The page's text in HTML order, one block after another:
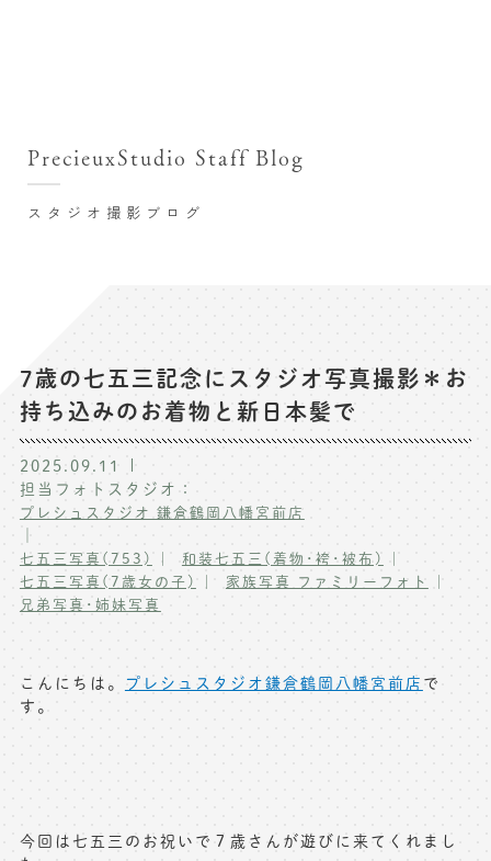
七五三お参り用着物レンタル
お宮参り写真撮影
ハーフバースデー撮影
卒業袴･卒業写真撮影
入園入学･卒園卒業記念撮影
ハーフ成人式･10歳の祝い記念撮影
家族写真･記念写真撮影
マタニティフォト撮影
初節句記念写真撮影
フォトウェディング
記念撮影コラム
写真商品一覧
お祝いギフトカード
キャンペーン･限定プラン情報
スタジオ撮影ブログ
PrecieuxStudio Staff Blog
7歳の七五三記念にスタジオ写真撮影＊お
持ち込みのお着物と新日本髪で
2025.09.11
担当フォトスタジオ：
プレシュスタジオ 鎌倉鶴岡八幡宮前店
｜
七五三写真(753)
和装七五三(着物･袴･被布)
七五三写真(7歳女の子)
家族写真 ファミリーフォト
兄弟写真･姉妹写真
こんにちは。 プレシュスタジオ鎌倉鶴岡八幡宮前店 で
す。
今回は七五三のお祝いで７歳さんが遊びに来てくれまし